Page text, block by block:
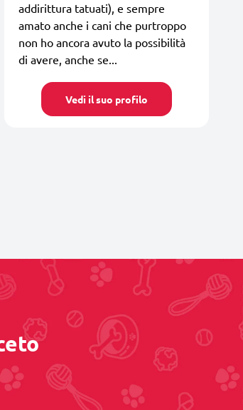
addirittura tatuati), e sempre
amato anche i cani che purtroppo
non ho ancora avuto la possibilità
di avere, anche se...
Vedi il suo profilo